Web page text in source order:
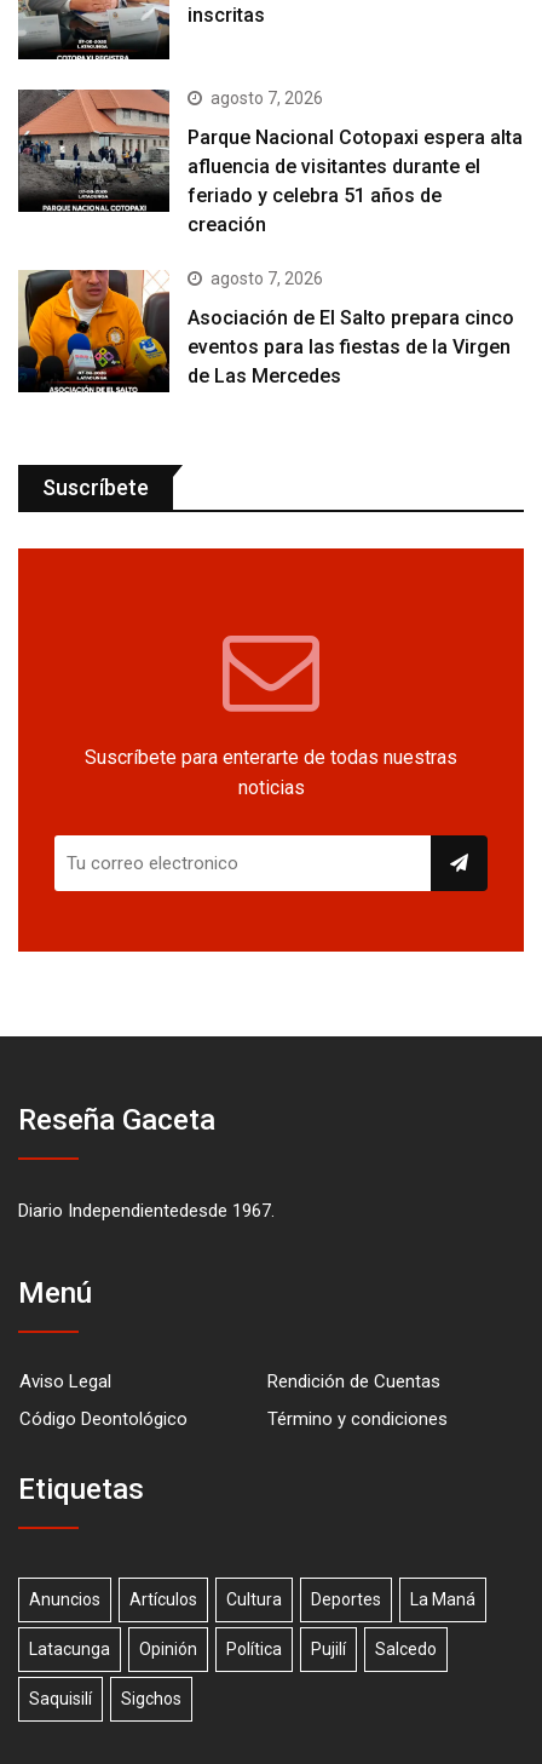
inscritas
agosto 7, 2026
Parque Nacional Cotopaxi espera alta
afluencia de visitantes durante el
feriado y celebra 51 años de
creación
agosto 7, 2026
Asociación de El Salto prepara cinco
eventos para las fiestas de la Virgen
de Las Mercedes
Suscríbete
Suscríbete para enterarte de todas nuestras
noticias
Reseña Gaceta
Diario Independientedesde 1967.
Menú
Aviso Legal
Rendición de Cuentas
Código Deontológico
Término y condiciones
Etiquetas
Anuncios Artículos Cultura Deportes La Maná
Latacunga Opinión Política Pujilí Salcedo
Saquisilí Sigchos